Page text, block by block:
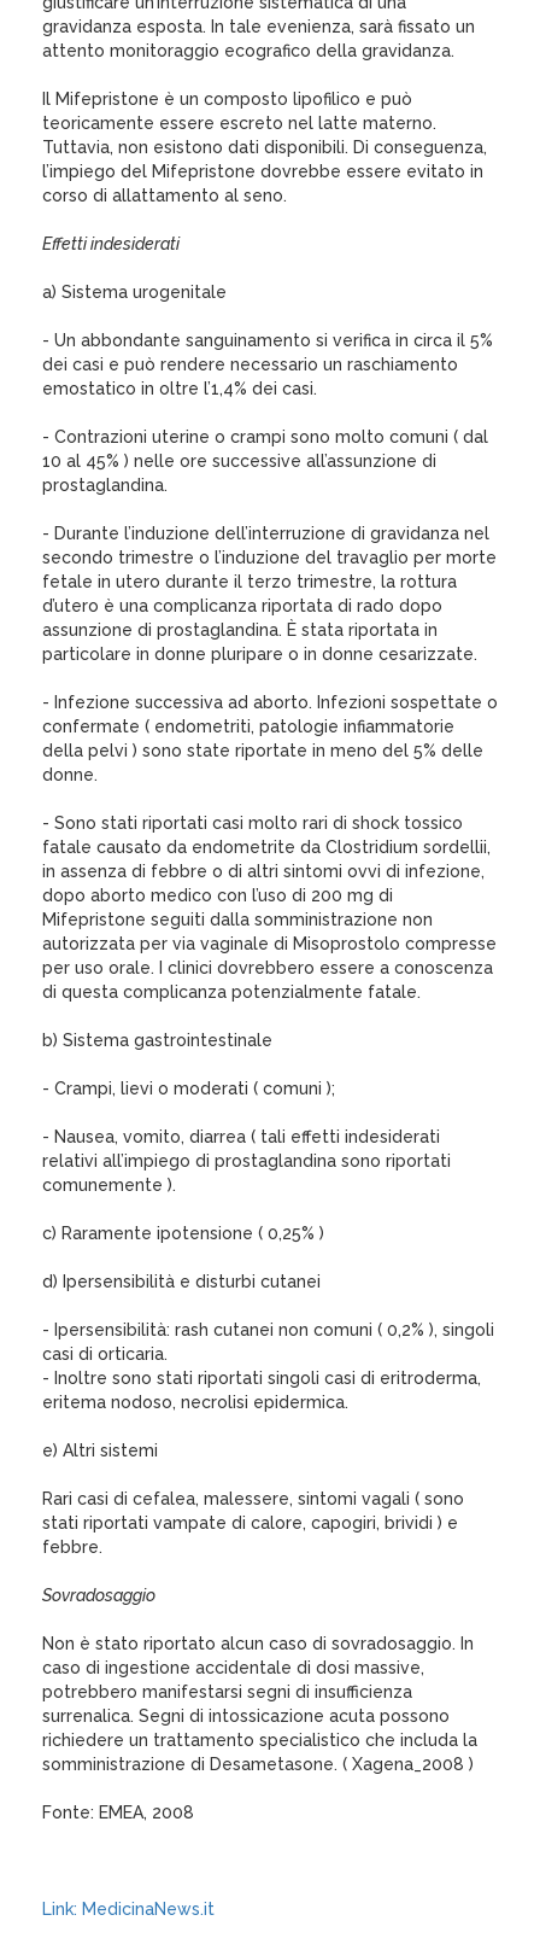
gravidanza esposta. In tale evenienza, sarà fissato un
attento monitoraggio ecografico della gravidanza.
Il Mifepristone è un composto lipofilico e può
teoricamente essere escreto nel latte materno.
Tuttavia, non esistono dati disponibili. Di conseguenza,
l’impiego del Mifepristone dovrebbe essere evitato in
corso di allattamento al seno.
Effetti indesiderati
a) Sistema urogenitale
- Un abbondante sanguinamento si verifica in circa il 5%
dei casi e può rendere necessario un raschiamento
emostatico in oltre l’1,4% dei casi.
- Contrazioni uterine o crampi sono molto comuni ( dal
10 al 45% ) nelle ore successive all’assunzione di
prostaglandina.
- Durante l’induzione dell’interruzione di gravidanza nel
secondo trimestre o l’induzione del travaglio per morte
fetale in utero durante il terzo trimestre, la rottura
d’utero è una complicanza riportata di rado dopo
assunzione di prostaglandina. È stata riportata in
particolare in donne pluripare o in donne cesarizzate.
- Infezione successiva ad aborto. Infezioni sospettate o
confermate ( endometriti, patologie infiammatorie
della pelvi ) sono state riportate in meno del 5% delle
donne.
- Sono stati riportati casi molto rari di shock tossico
fatale causato da endometrite da Clostridium sordellii,
in assenza di febbre o di altri sintomi ovvi di infezione,
dopo aborto medico con l’uso di 200 mg di
Mifepristone seguiti dalla somministrazione non
autorizzata per via vaginale di Misoprostolo compresse
per uso orale. I clinici dovrebbero essere a conoscenza
di questa complicanza potenzialmente fatale.
b) Sistema gastrointestinale
- Crampi, lievi o moderati ( comuni );
- Nausea, vomito, diarrea ( tali effetti indesiderati
relativi all’impiego di prostaglandina sono riportati
comunemente ).
c) Raramente ipotensione ( 0,25% )
d) Ipersensibilità e disturbi cutanei
- Ipersensibilità: rash cutanei non comuni ( 0,2% ), singoli
casi di orticaria.
- Inoltre sono stati riportati singoli casi di eritroderma,
eritema nodoso, necrolisi epidermica.
e) Altri sistemi
Rari casi di cefalea, malessere, sintomi vagali ( sono
stati riportati vampate di calore, capogiri, brividi ) e
febbre.
Sovradosaggio
Non è stato riportato alcun caso di sovradosaggio. In
caso di ingestione accidentale di dosi massive,
potrebbero manifestarsi segni di insufficienza
surrenalica. Segni di intossicazione acuta possono
richiedere un trattamento specialistico che includa la
somministrazione di Desametasone. ( Xagena_2008 )
Fonte: EMEA, 2008
Link: MedicinaNews.it